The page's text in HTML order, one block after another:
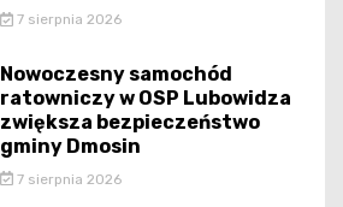
7 sierpnia 2026
Nowoczesny samochód
ratowniczy w OSP Lubowidza
zwiększa bezpieczeństwo
gminy Dmosin
7 sierpnia 2026